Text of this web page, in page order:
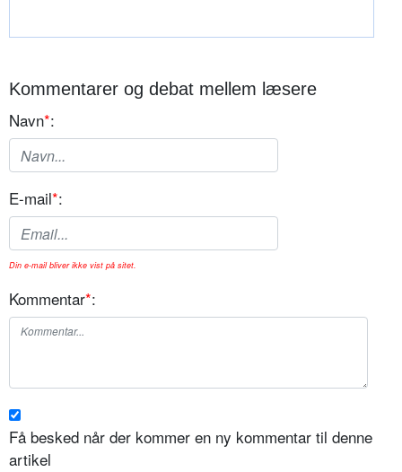
Kommentarer og debat mellem læsere
Navn*:
E-mail*:
Din e-mail bliver ikke vist på sitet.
Kommentar*:
Få besked når der kommer en ny kommentar til denne
artikel